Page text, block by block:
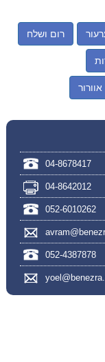
רום ושלח
אוורור
04-8678417
04-8642012
052-6010262
052-4387878